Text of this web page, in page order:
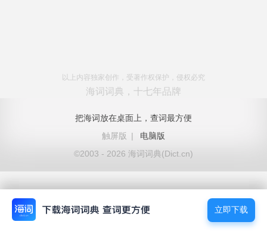
以上内容独家创作，受著作权保护，侵权必究
海词词典，十七年品牌
把海词放在桌面上，查词最方便
触屏版
|
电脑版
©2003 - 2026 海词词典(Dict.cn)
立即下载
立即下载